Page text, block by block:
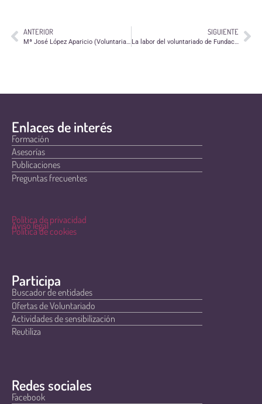
ANTERIOR SIGUIENTE
La labor del voluntariado de Fundación Dfa llega a los centros educativos
Enlaces de interés
Formación
Asesorías
Publicaciones
Preguntas frecuentes
Política de privacidad
Aviso legal
Política de cookies
Participa
Buscador de entidades
Ofertas de Voluntariado
Actividades de sensibilización
Reutiliza
Redes sociales
Facebook